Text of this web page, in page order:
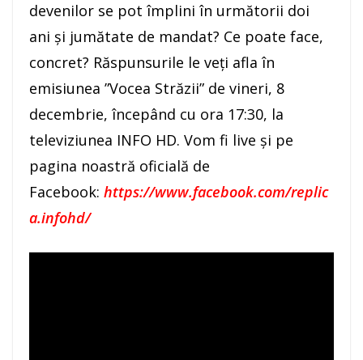
devenilor se pot împlini în următorii doi
ani și jumătate de mandat? Ce poate face,
concret? Răspunsurile le veți afla în
emisiunea ”Vocea Străzii” de vineri, 8
decembrie, începând cu ora 17:30, la
televiziunea INFO HD. Vom fi live și pe
pagina noastră oficială de
Facebook: https://www.facebook.com/replic
a.infohd/